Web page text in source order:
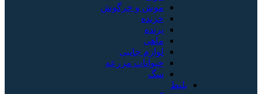
موش و خرگوش
خزنده
پرنده
ماهی
لوازم جانبی
حیوانات مزرعه
سگ
بلیط